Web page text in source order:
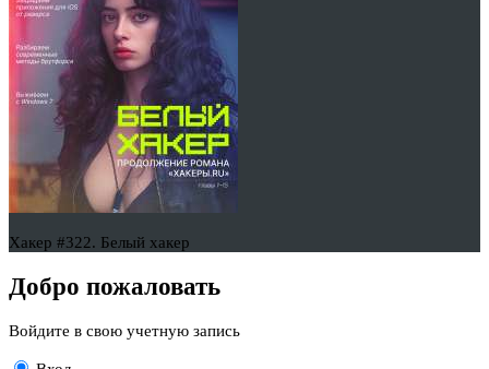
Хакер #322. Белый хакер
Добро пожаловать
Войдите в свою учетную запись